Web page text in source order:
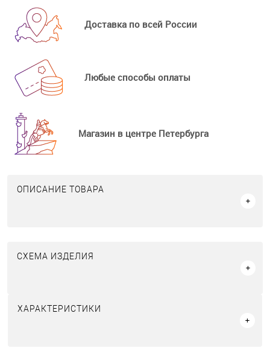
Доставка по всей России
Любые способы оплаты
Магазин в центре Петербурга
ОПИСАНИЕ ТОВАРА
СХЕМА ИЗДЕЛИЯ
ХАРАКТЕРИСТИКИ